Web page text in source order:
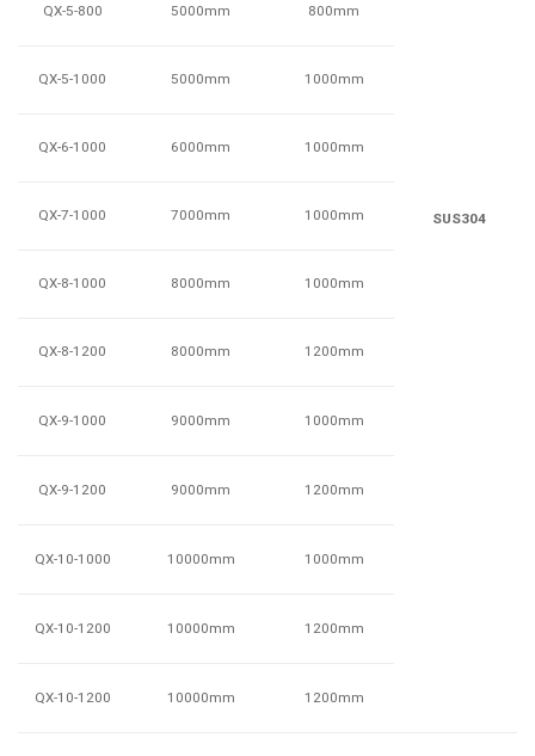
SUS304
QX-5-800 5000mm 800mm
QX-5-1000 5000mm 1000mm
QX-6-1000 6000mm 1000mm
QX-7-1000 7000mm 1000mm
QX-8-1000 8000mm 1000mm
QX-8-1200 8000mm 1200mm
QX-9-1000 9000mm 1000mm
QX-9-1200 9000mm 1200mm
QX-10-1000 10000mm 1000mm
QX-10-1200 10000mm 1200mm
QX-10-1200 10000mm 1200mm